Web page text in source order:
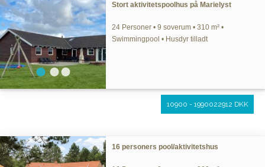
Stort aktivitetspoolhus på Marielyst
24 Personer • 9 soverum • 310 m² •
Swimmingpool • Husdyr tilladt
10900 - 1990022912 DKK
16 personers pool/aktivitetshus